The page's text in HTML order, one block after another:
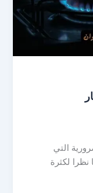
التي
نظرا لكثرة